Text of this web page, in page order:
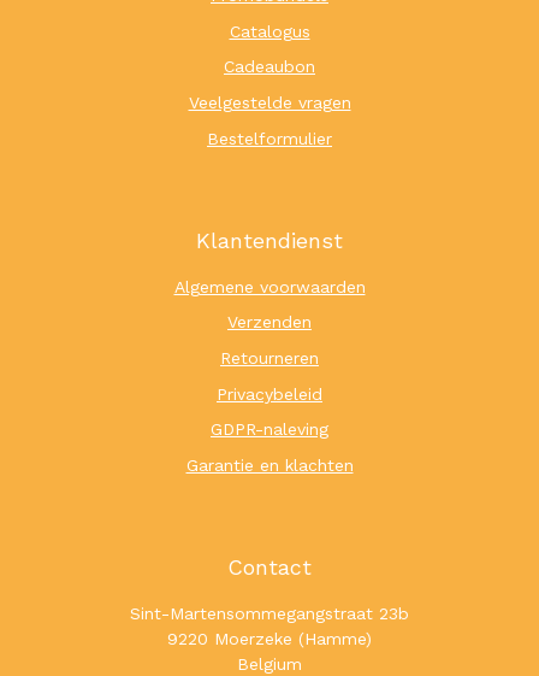
Catalogus
Cadeaubon
Veelgestelde vragen
Bestelformulier
Klantendienst
Algemene voorwaarden
Verzenden
Retourneren
Privacybeleid
GDPR-naleving
Garantie en klachten
Contact
Sint-Martensommegangstraat 23b
9220 Moerzeke (Hamme)
Belgium